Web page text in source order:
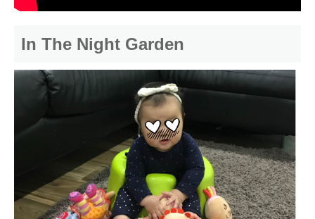
In The Night Garden